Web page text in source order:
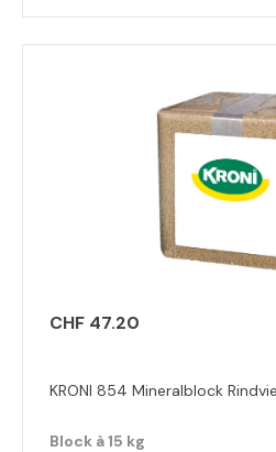
CHF 47.20
KRONI 854 Mineralblock
Block à 15 kg